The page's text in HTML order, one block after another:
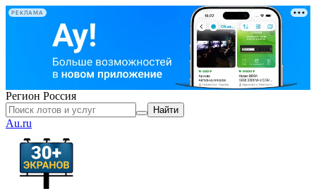
РЕКЛАМА
Регион Россия
Найти
Au.ru